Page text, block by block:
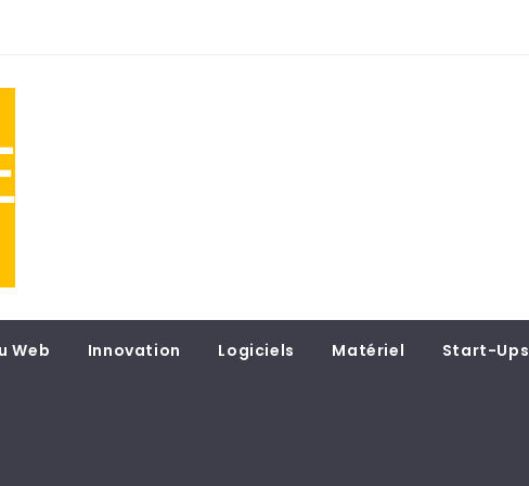
Web Innovation Logiciels Matériel Start-Ups